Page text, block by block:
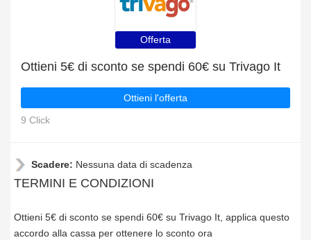
Offerta
Ottieni 5€ di sconto se spendi 60€ su Trivago It
Ottieni l'offerta
9 Click
Scadere: Nessuna data di scadenza
TERMINI E CONDIZIONI
Ottieni 5€ di sconto se spendi 60€ su Trivago It, applica questo
accordo alla cassa per ottenere lo sconto ora